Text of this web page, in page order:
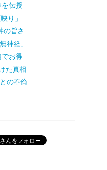
を伝授
り」
の旨さ
神経」
でお得
た真相
の不倫